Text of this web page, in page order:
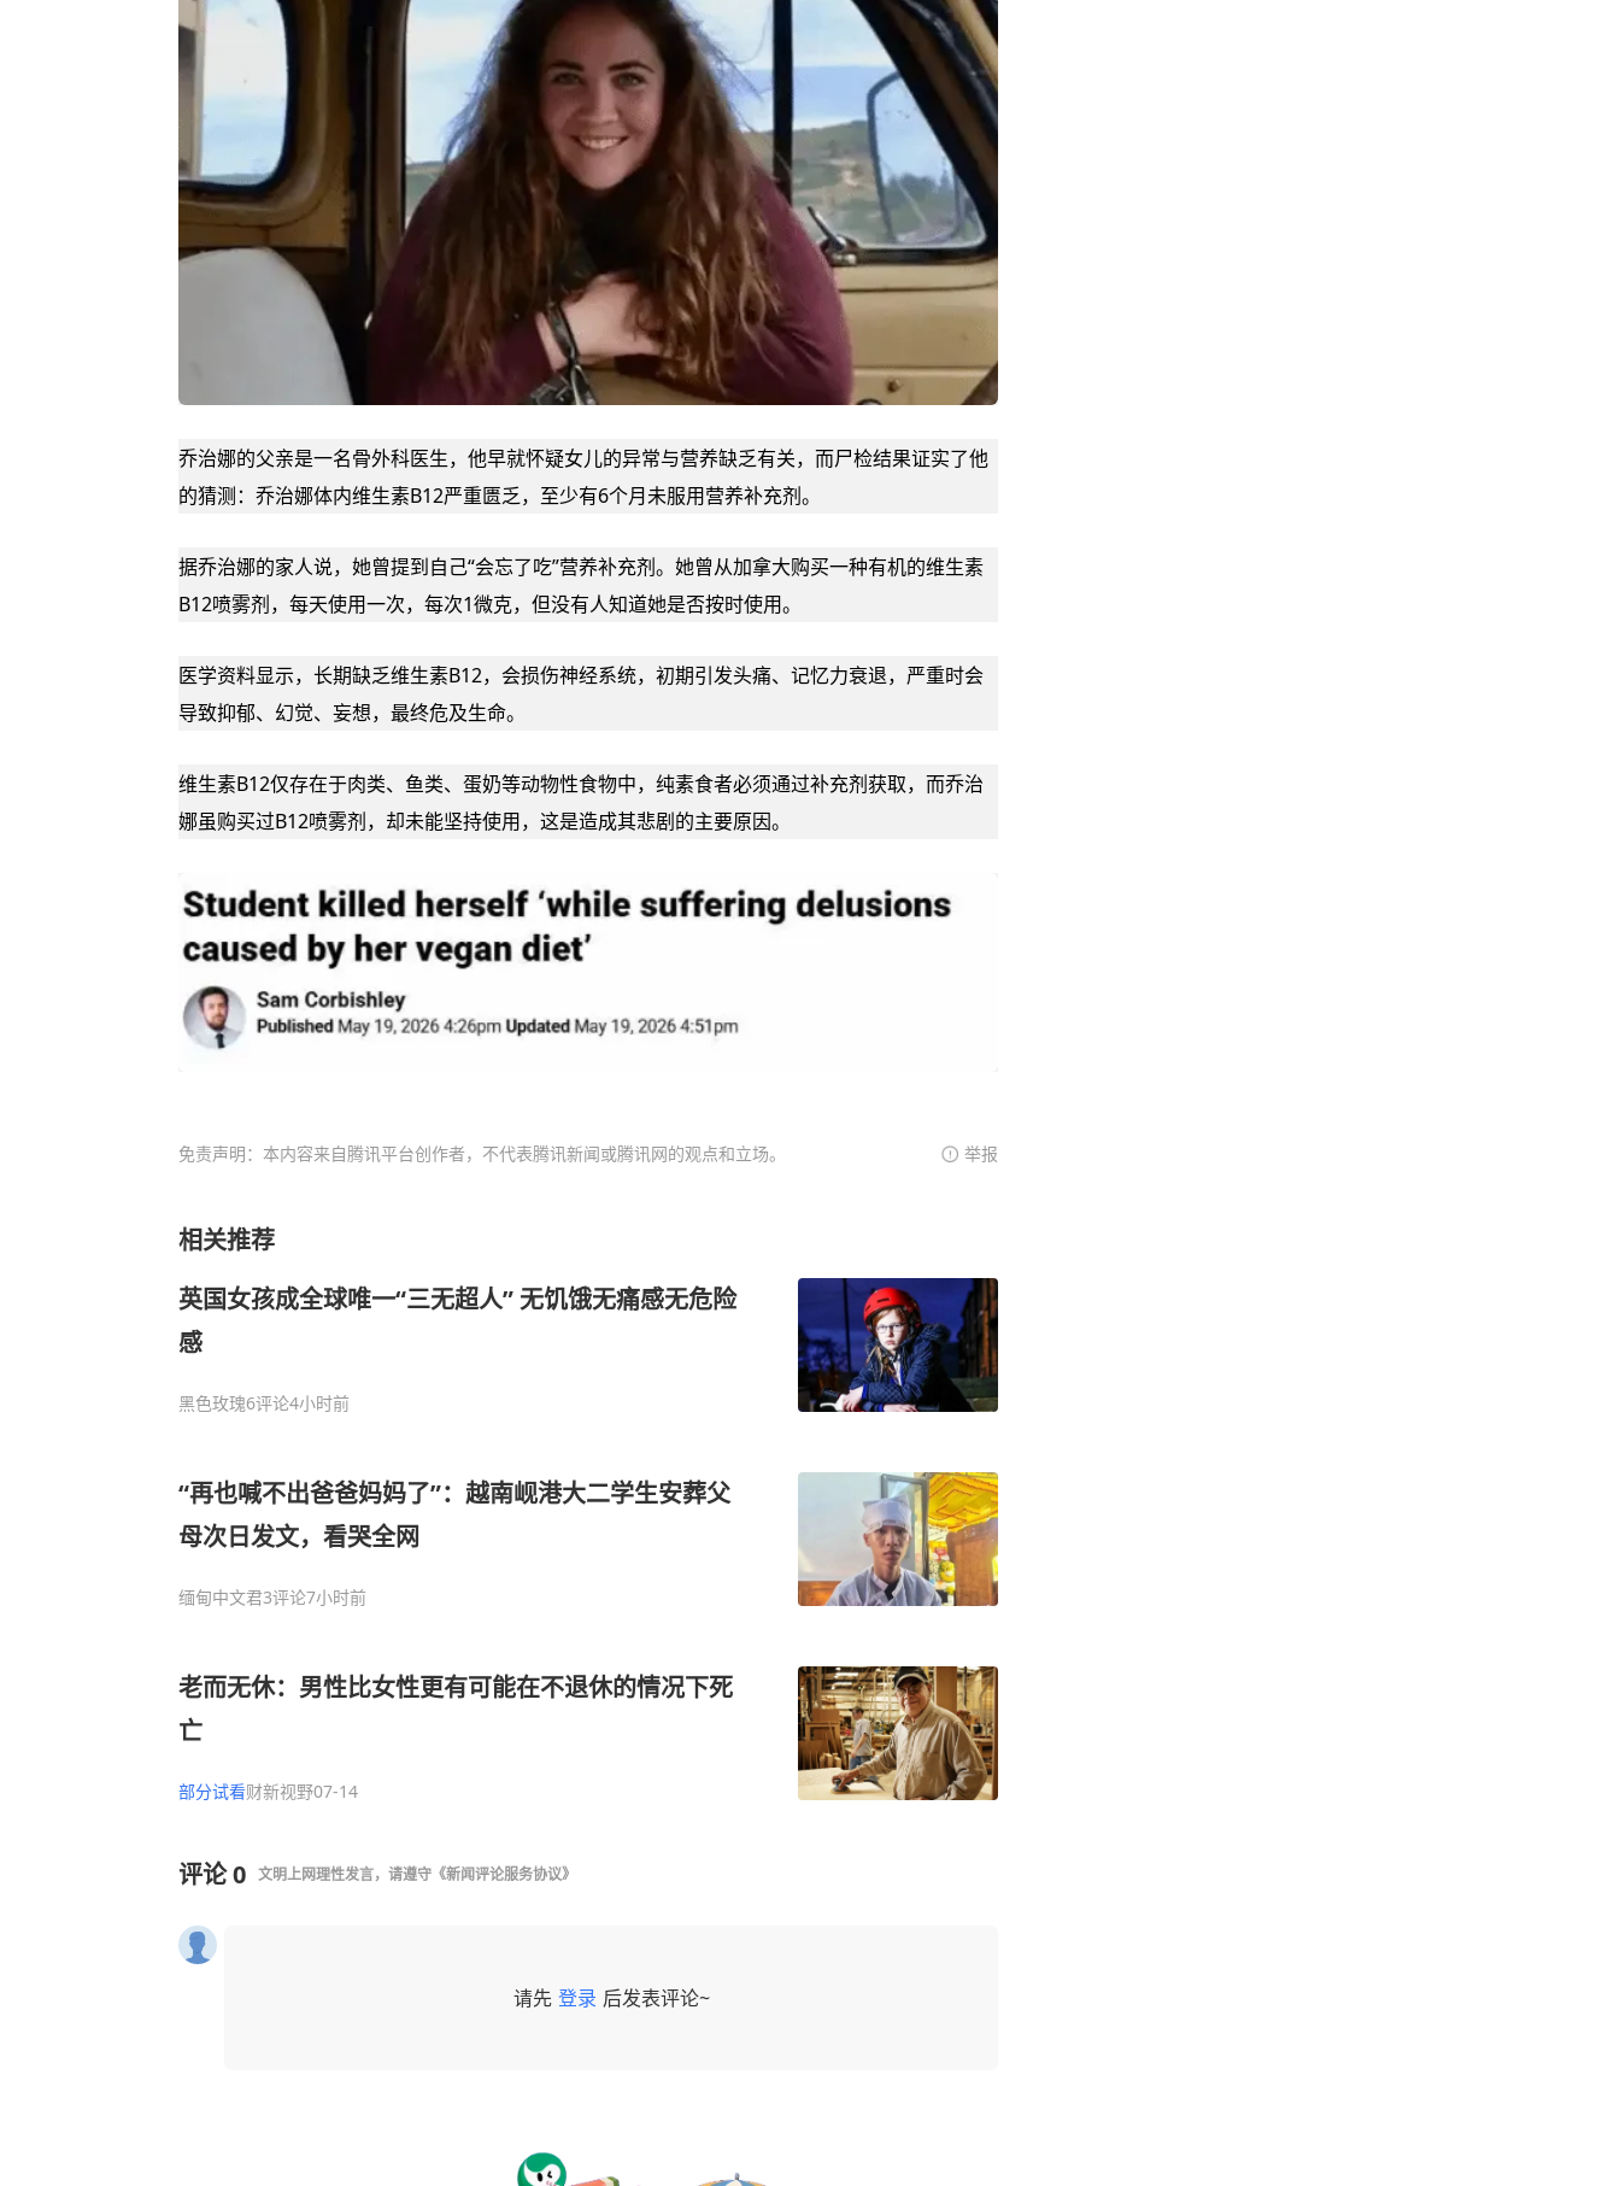
乔治娜的父亲是一名骨外科医生，他早就怀疑女儿的异常与营养缺乏有关，而尸检结果证实了他
的猜测：乔治娜体内维生素B12严重匮乏，至少有6个月未服用营养补充剂。
据乔治娜的家人说，她曾提到自己“会忘了吃”营养补充剂。她曾从加拿大购买一种有机的维生素
B12喷雾剂，每天使用一次，每次1微克，但没有人知道她是否按时使用。
医学资料显示，长期缺乏维生素B12，会损伤神经系统，初期引发头痛、记忆力衰退，严重时会
导致抑郁、幻觉、妄想，最终危及生命。
维生素B12仅存在于肉类、鱼类、蛋奶等动物性食物中，纯素食者必须通过补充剂获取，而乔治
娜虽购买过B12喷雾剂，却未能坚持使用，这是造成其悲剧的主要原因。
免责声明：本内容来自腾讯平台创作者，不代表腾讯新闻或腾讯网的观点和立场。 举报
相关推荐
英国女孩成全球唯一“三无超人” 无饥饿无痛感无危险
感
黑色玫瑰6评论4小时前
“再也喊不出爸爸妈妈了”：越南岘港大二学生安葬父
母次日发文，看哭全网
缅甸中文君3评论7小时前
老而无休：男性比女性更有可能在不退休的情况下死
亡
部分试看财新视野07-14
评论0 文明上网理性发言，请遵守 《新闻评论服务协议》
请先 登录 后发表评论~